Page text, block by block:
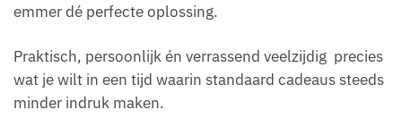
emmer dé perfecte oplossing.
Praktisch, persoonlijk én verrassend veelzijdig precies
wat je wilt in een tijd waarin standaard cadeaus steeds
minder indruk maken.